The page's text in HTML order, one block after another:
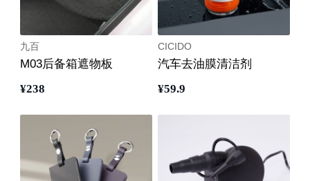
九百
M03后备箱遮物板
¥238
CICIDO
汽车去油膜清洁剂
¥59.9